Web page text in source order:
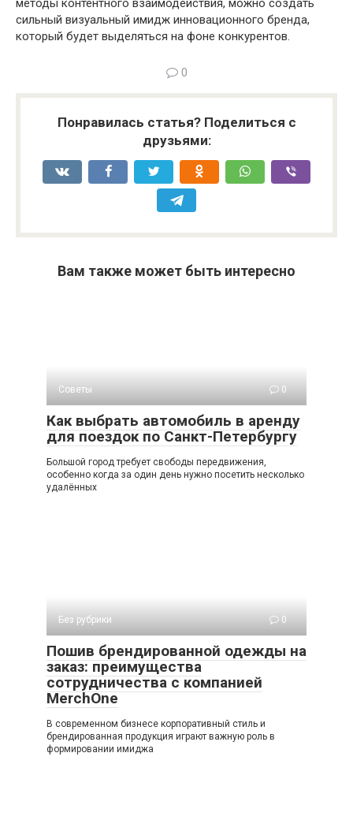
методы контентного взаимодействия, можно создать
сильный визуальный имидж инновационного бренда,
который будет выделяться на фоне конкурентов.
0
Понравилась статья? Поделиться с
друзьями:
Вам также может быть интересно
Советы 0
Как выбрать автомобиль в аренду
для поездок по Санкт-Петербургу
Большой город требует свободы передвижения,
особенно когда за один день нужно посетить несколько
удалённых
Без рубрики 0
Пошив брендированной одежды на
заказ: преимущества
сотрудничества с компанией
MerchOne
В современном бизнесе корпоративный стиль и
брендированная продукция играют важную роль в
формировании имиджа